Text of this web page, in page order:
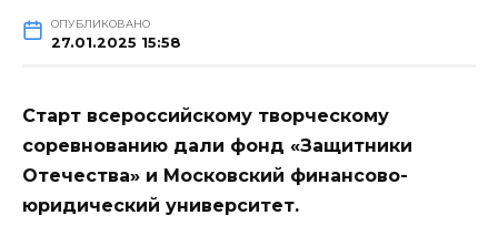
ОПУБЛИКОВАНО
27.01.2025 15:58
Старт всероссийскому творческому
соревнованию дали фонд «Защитники
Отечества» и Московский финансово-
юридический университет.